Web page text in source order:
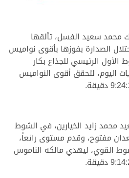
محمد سعيد الفسل، تألقها
الصدارة بفوزها بأقوى نواميس
الرئيسي للجذاع بكار
اليوم، لتحقق أقوى النواميس
محمد زايد الخيارين، في الشوط
مفتوح، وقدم مستوى رائعاً،
القوي، ليهدي مالكه الناموس